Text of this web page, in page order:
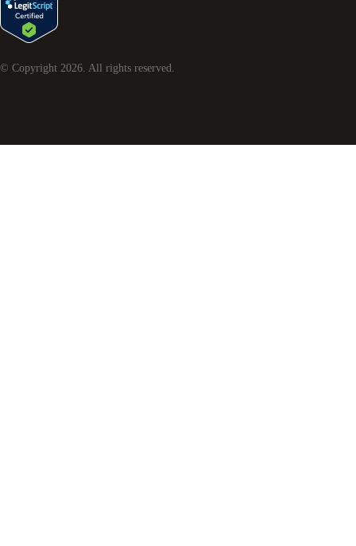
© Copyright 2026. All rights reserved.